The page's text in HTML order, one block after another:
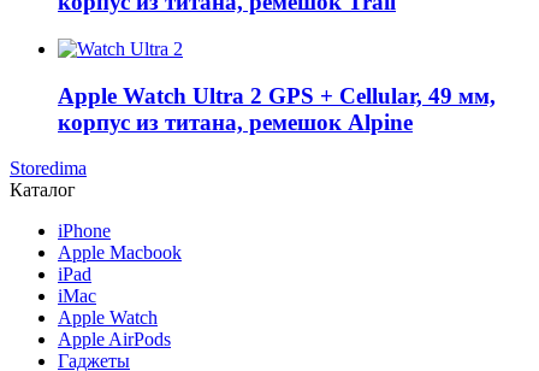
Apple Watch Ultra 2 GPS + Cellular, 49 мм,
корпус из титана, ремешок Alpine
Storedima
Каталог
iPhone
Apple Macbook
iPad
iMac
Apple Watch
Apple AirPods
Гаджеты